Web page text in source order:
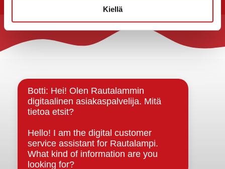
Kiellä
Rautalammin kunta
Strategiat, ohjelmat, ohjeet, suunnitelmat, säännöt ja
sopimukset
Asiakirjajulkisuuskuvaus
Evästeet
Saavutettavuusseloste
Tietosuoja